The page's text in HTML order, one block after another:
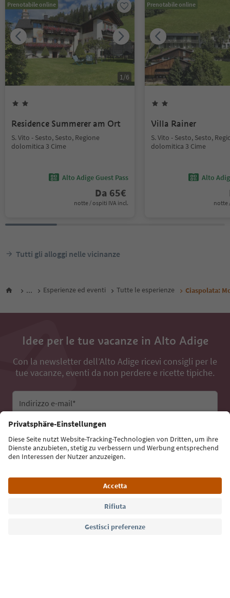
Prenotabile online
1/6
Residence Summerer am Ort
S. Vito - Sesto, Sesto, Regione
dolomitica 3 Cime
Alto Adige Guest Pass
Da 65€
notte / ospiti IVA incl.
Prenotabile online
Villa Rainer
S. Vito - Sesto, Sesto,
dolomitica 3 Cime
Alto
notte
Tutti gli alloggi nelle vicinanze
... Esperienze ed eventi Tutte le esperienze Ciaspolata:
Idee per le tue vacanze in Alto Adige
Con la newsletter dell’Alto Adige ricevi consigli per le
tue vacanze, eventi da non perdere e ricette tipiche.
Indirizzo e-mail*
Iscriviti alla newsletter